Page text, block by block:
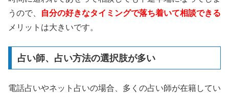
うので、
自分の好きなタイミングで落ち着いて相談できる
メリットは大きいです。
占い師、占い方法の選択肢が多い
電話占いやネット占いの場合、多くの占い師が在籍してい